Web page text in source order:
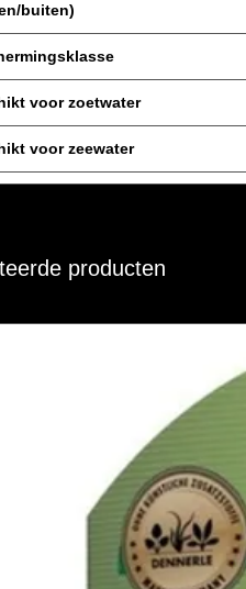
buiten)
voor zoetwater
voor zeewater
producten